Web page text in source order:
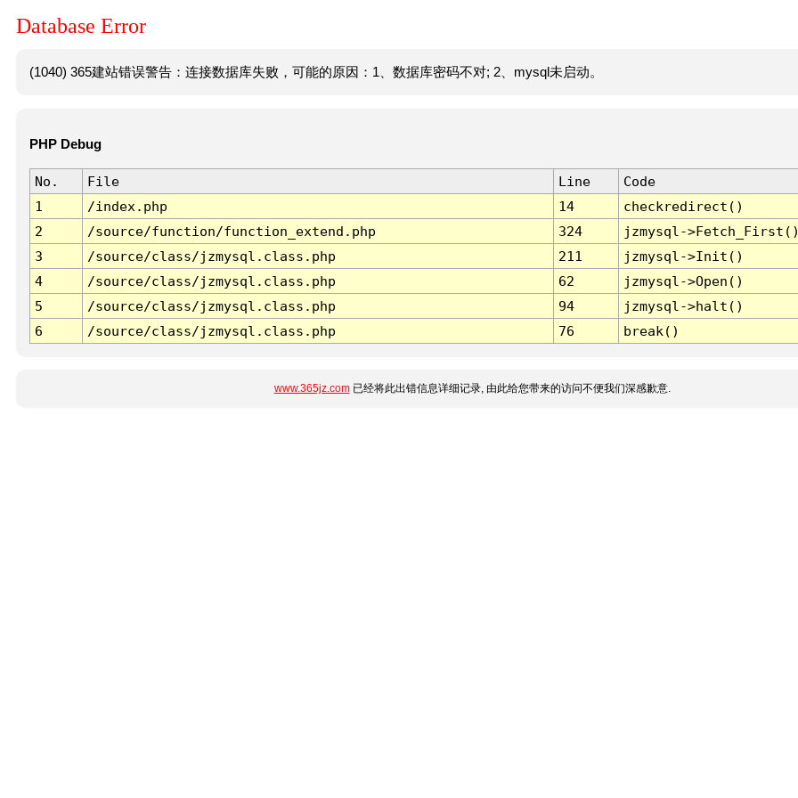
Database Error
(1040) 365建站错误警告：连接数据库失败，可能的原因：1、数据库密码不对; 2、mysql未启动。
PHP Debug
No. File Line
Code
1
/index.php 14
checkredirect()
2
/source/function/function_extend.php 324
jzmysql-
3
/source/class/jzmysql.class.php 211
jzmysql->Init()
4
/source/class/jzmysql.class.php 62
jzmysql->Open()
5
/source/class/jzmysql.class.php 94
jzmysql->halt()
6
/source/class/jzmysql.class.php 76 break()
www.365jz.com已经将此出错信息详细记录, 由此给您带来的访问不便我们深感歉意.